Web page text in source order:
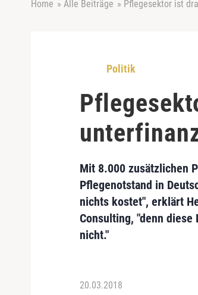
Home » Alle Beiträge » Pflegesektor ist
Politik
Mit 8.000 zusätzlichen
Pflegenotstand in
nichts kostet", erklärt
Consulting, "denn
nicht."
20.03.2018